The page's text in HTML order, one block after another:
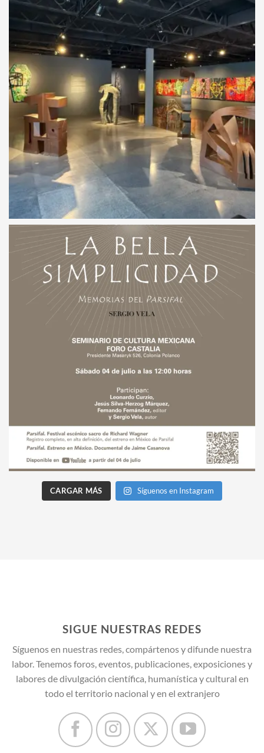
CARGAR MÁS Síguenos en Instagram
SIGUE NUESTRAS REDES
Síguenos en nuestras redes, compártenos y difunde nuestra
labor. Tenemos foros, eventos, publicaciones, exposiciones y
labores de divulgación científica, humanística y cultural en
todo el territorio nacional y en el extranjero